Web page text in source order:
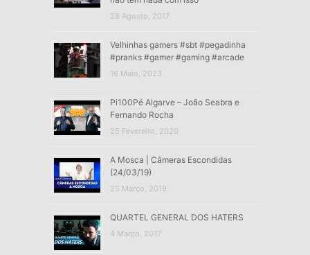
28 Agosto, 2017
Velhinhas gamers #sbt #pegadinha
#pranks #gamer #gaming #arcade
16 Maio, 2023
Pi100Pé Algarve – João Seabra e
Fernando Rocha
25 Fevereiro, 2020
A Mosca | Câmeras Escondidas
(24/03/19)
25 Março, 2019
QUARTEL GENERAL DOS HATERS
4 Março, 2017